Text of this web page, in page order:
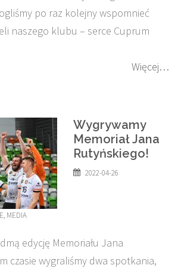
po raz kolejny wspomnieć
naszego klubu – serce Cuprum
Więcej…
Wygrywamy
Memoriał Jana
Rutyńskiego!
2022-04-26
, MEDIA
edycję Memoriału Jana
czasie wygraliśmy dwa spotkania,